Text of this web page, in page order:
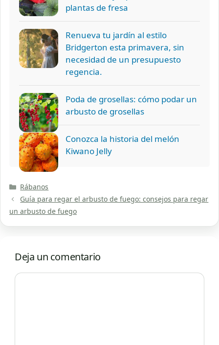
plantas de fresa
Renueva tu jardín al estilo
Bridgerton esta primavera, sin
necesidad de un presupuesto
regencia.
Poda de grosellas: cómo podar un
arbusto de grosellas
Conozca la historia del melón
Kiwano Jelly
Categorías
Rábanos
Guía para regar el arbusto de fuego: consejos para regar
un arbusto de fuego
Deja un comentario
Comentario